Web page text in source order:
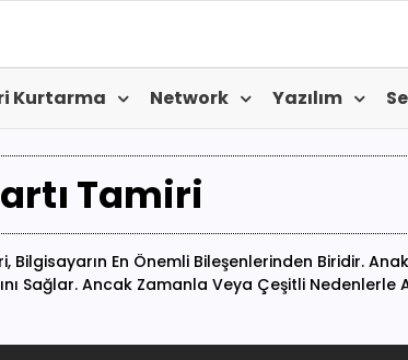
Kurtarma Network Yazılım
Tamiri
En Önemli Bileşenlerinden Biridir.
Sağlar. Ancak Zamanla Veya Çeşitli